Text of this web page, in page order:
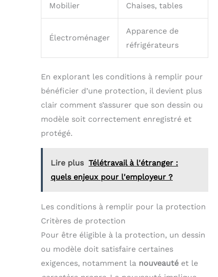
Mobilier Chaises, tables
Électroménager
Apparence de
réfrigérateurs
En explorant les conditions à remplir pour
bénéficier d’une protection, il devient plus
clair comment s’assurer que son dessin ou
modèle soit correctement enregistré et
protégé.
Lire plus Télétravail à l'étranger :
quels enjeux pour l'employeur ?
Les conditions à remplir pour la protection
Critères de protection
Pour être éligible à la protection, un dessin
ou modèle doit satisfaire certaines
exigences, notamment la nouveauté et le